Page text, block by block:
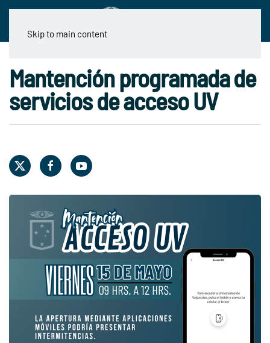
Skip to main content
Mantención programada de
servicios de acceso UV